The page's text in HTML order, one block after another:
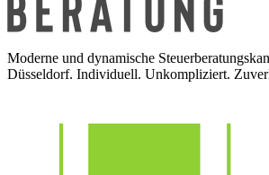
Moderne und dynamische
Düsseldorf. Individuell. Unkompliziert.